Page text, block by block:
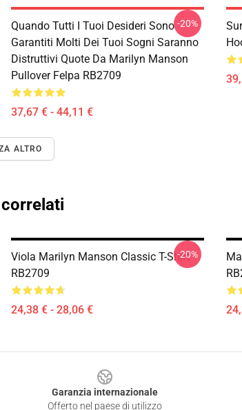
Quando Tutti I Tuoi Desideri Sono
Garantiti Molti Dei Tuoi Sogni Saranno
Distruttivi Quote Da Marilyn Manson
Pullover Felpa RB2709
37,67 € - 44,11 €
-20%
ALTRO
Viola Marilyn Manson Classic T-Shirt
RB2709
24,38 € - 28,06 €
-20%
Garanzia internazionale
Offerto nel paese di utilizzo